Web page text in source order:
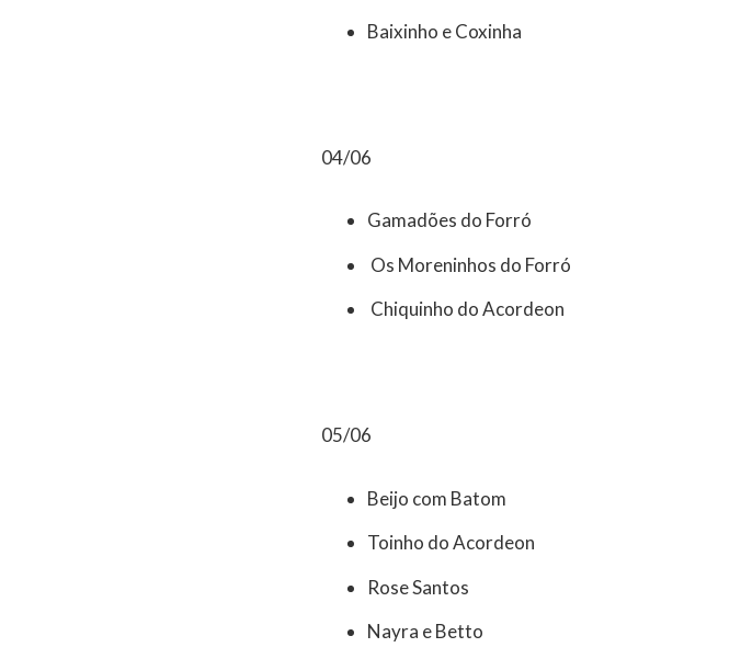
Baixinho e Coxinha
04/06
Gamadões do Forró
Os Moreninhos do Forró
Chiquinho do Acordeon
05/06
Beijo com Batom
Toinho do Acordeon
Rose Santos
Nayra e Betto